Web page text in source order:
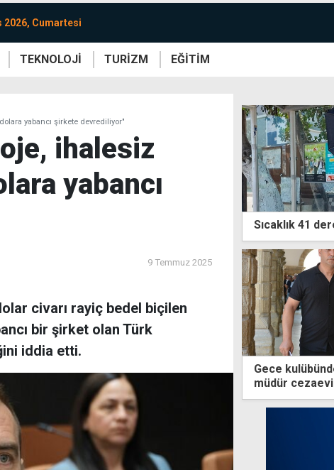
2026, Cumartesi
TEKNOLOJİ TURİZM EĞİTİM
yabancı şirkete devrediliyor"
ihalesiz
yabancı
9 Temmuz 2025
civarı rayiç bedel biçilen
bir şirket olan Türk
iddia etti.
Sıcaklık 41
Gece
müdür